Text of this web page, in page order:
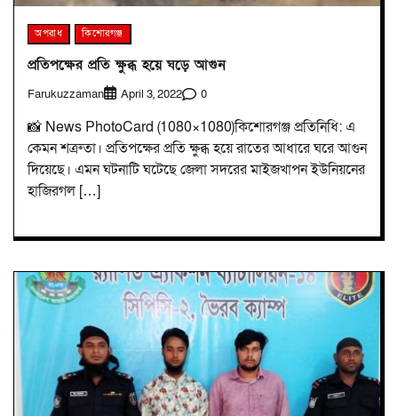
অপরাধ কিশোরগঞ্জ
প্রতিপক্ষের প্রতি ক্ষুব্ধ হয়ে ঘড়ে আগুন
Farukuzzaman April 3, 2022 0
📸 News PhotoCard (1080×1080)কিশোরগঞ্জ প্রতিনিধি: এ
কেমন শত্রুতা। প্রতিপক্ষের প্রতি ক্ষুব্ধ হয়ে রাতের আধারে ঘরে আগুন
দিয়েছে। এমন ঘটনাটি ঘটেছে জেলা সদরের মাইজখাপন ইউনিয়নের
হাজিরগল […]